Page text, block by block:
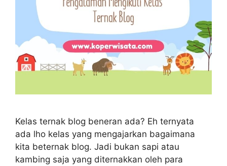
Kelas ternak blog beneran ada? Eh ternyata
ada lho kelas yang mengajarkan bagaimana
kita beternak blog. Jadi bukan sapi atau
kambing saja yang diternakkan oleh para